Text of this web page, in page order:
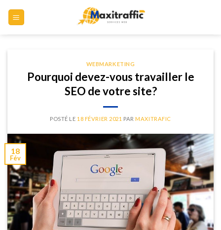
WEBMARKETING
Pourquoi devez-vous travailler le
SEO de votre site?
POSTÉ LE 18 FÉVRIER 2021 PARMAXITRAFIC
18
Fév